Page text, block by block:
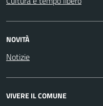
NOVITÀ
Notizie
VIVERE IL COMUNE